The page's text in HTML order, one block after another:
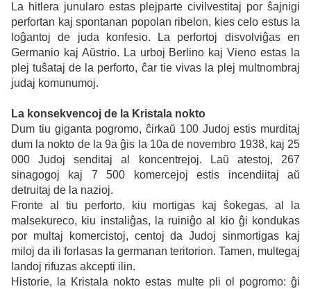
La hitlera junularo estas plejparte civilvestitaj por ŝajnigi
perfortan kaj spontanan popolan ribelon, kies celo estus la
loĝantoj de juda konfesio. La perfortoj disvolviĝas en
Germanio kaj Aŭstrio. La urboj Berlino kaj Vieno estas la
plej tuŝataj de la perforto, ĉar tie vivas la plej multnombraj
judaj komunumoj.
La konsekvencoj de la Kristala nokto
Dum tiu giganta pogromo, ĉirkaŭ 100 Judoj estis murditaj
dum la nokto de la 9a ĝis la 10a de novembro 1938, kaj 25
000 Judoj senditaj al koncentrejoj. Laŭ atestoj, 267
sinagogoj kaj 7 500 komercejoj estis incendiitaj aŭ
detruitaj de la nazioj.
Fronte al tiu perforto, kiu mortigas kaj ŝokegas, al la
malsekureco, kiu instaliĝas, la ruiniĝo al kio ĝi kondukas
por multaj komercistoj, centoj da Judoj sinmortigas kaj
miloj da ili forlasas la germanan teritorion. Tamen, multegaj
landoj rifuzas akcepti ilin.
Historie, la Kristala nokto estas multe pli ol pogromo: ĝi